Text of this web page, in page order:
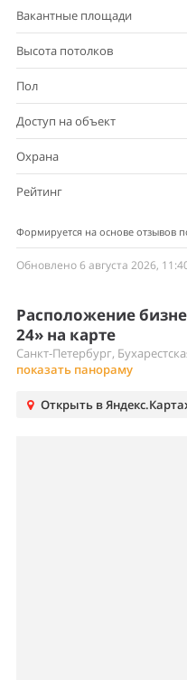
Вакантные площади
Высота потолков
Пол
Доступ на объект
Охрана
Рейтинг
Формируется на основе отзывов
Обновлено 6 августа 2026,
Расположение
24» на карте
Санкт-Петербург,
показать панораму
Открыть в